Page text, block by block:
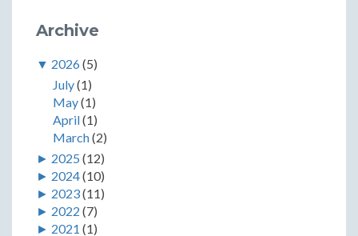
Archive
▼ 2026(5)
July(1)
May(1)
April(1)
March(2)
► 2025 (12)
► 2024(10)
► 2023(11)
► 2022 (7)
► 2021 (1)